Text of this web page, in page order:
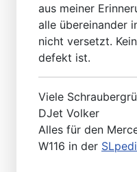
aus meiner
alle übereinander
nicht versetzt.
defekt ist.
Viele
DJet Volker
Alles für den
W116 in der